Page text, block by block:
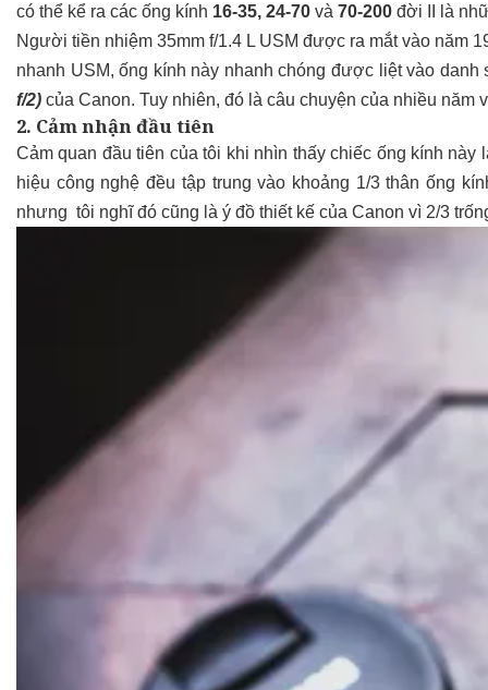
có thể kể ra các ống kính 16-35, 24-70 và 70-200 đời II là
Người tiền nhiệm 35mm f/1.4 L USM được ra mắt vào năm
nhanh USM, ống kính này nhanh chóng được liệt vào danh
f/2) của Canon. Tuy nhiên, đó là câu chuyện của nhiều
2. Cảm nhận đầu tiên
Cảm quan đầu tiên của tôi khi nhìn thấy chiếc ống kính này
hiệu công nghệ đều tập trung vào khoảng 1/3 thân ống
nhưng tôi nghĩ đó cũng là ý đồ thiết kế của Canon vì 2/3